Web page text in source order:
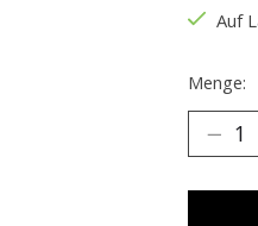
Auf
Menge: